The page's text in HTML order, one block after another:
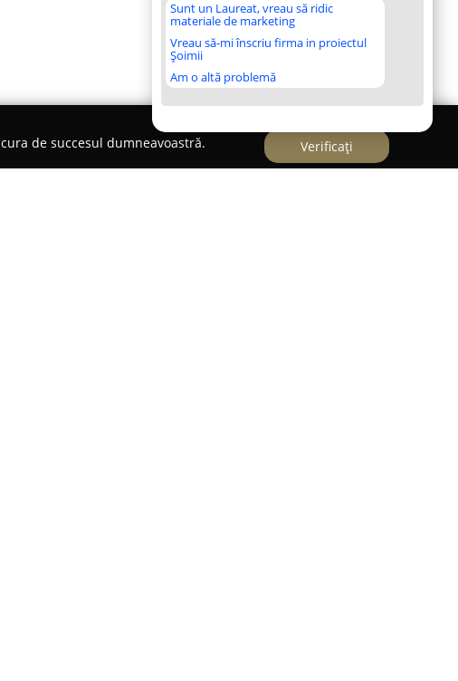
Sunt un Laureat, vreau să ridic
materiale de marketing
Vreau să-mi înscriu firma in proiectul
Șoimii
Am o altă problemă
de succesul dumneavoastră.
Verificați